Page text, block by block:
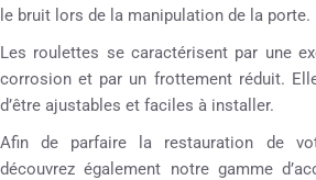
le bruit lors de la manipulation de la porte.
Les roulettes se caractérisent par une
corrosion et par un frottement réduit.
d’être ajustables et faciles à installer.
Afin de parfaire la restauration de
découvrez également notre gamme